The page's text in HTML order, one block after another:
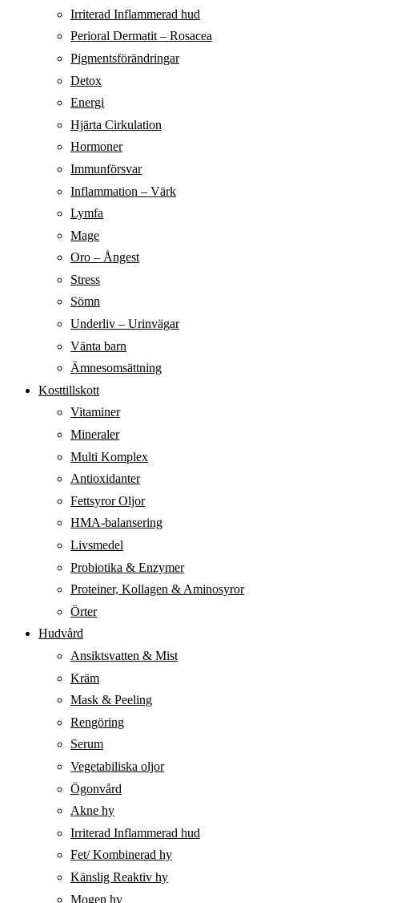
Irriterad Inflammerad hud
Perioral Dermatit – Rosacea
Pigmentsförändringar
Detox
Energi
Hjärta Cirkulation
Hormoner
Immunförsvar
Inflammation – Värk
Lymfa
Mage
Oro – Ångest
Stress
Sömn
Underliv – Urinvägar
Vänta barn
Ämnesomsättning
Kosttillskott
Vitaminer
Mineraler
Multi Komplex
Antioxidanter
Fettsyror Oljor
HMA-balansering
Livsmedel
Probiotika & Enzymer
Proteiner, Kollagen & Aminosyror
Örter
Hudvård
Ansiktsvatten & Mist
Kräm
Mask & Peeling
Rengöring
Serum
Vegetabiliska oljor
Ögonvård
Akne hy
Irriterad Inflammerad hud
Fet/ Kombinerad hy
Känslig Reaktiv hy
Mogen hy